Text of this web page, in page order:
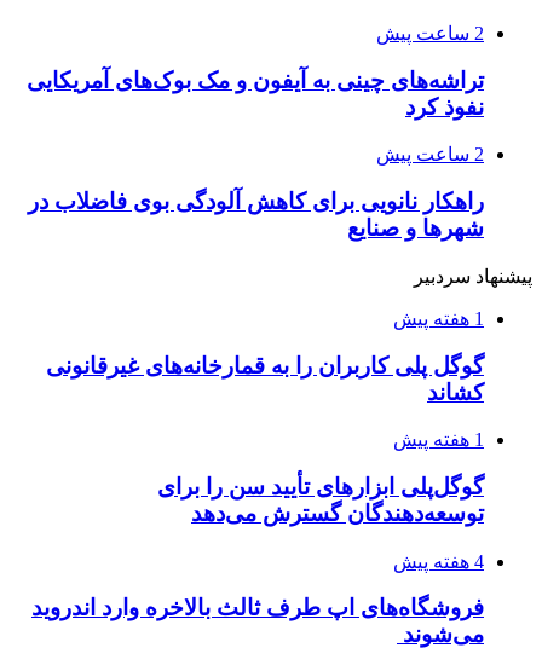
2 ساعت پیش
تراشه‌های چینی به آیفون و مک بوک‌های آمریکایی
نفوذ کرد
2 ساعت پیش
راهکار نانویی برای کاهش آلودگی بوی فاضلاب در
شهرها و صنایع
پیشنهاد سردبیر
1 هفته پیش
گوگل پلی کاربران را به قمارخانه‌های غیرقانونی
کشاند
1 هفته پیش
گوگل‌پلی ابزارهای تأیید سن را برای
توسعه‌دهندگان گسترش می‌دهد
4 هفته پیش
فروشگاه‌های اپ طرف ثالث بالاخره وارد اندروید
می‌شوند